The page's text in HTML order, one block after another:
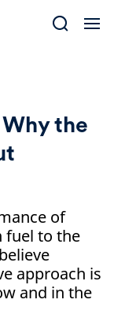
the
of
fuel to the
approach is
and in the